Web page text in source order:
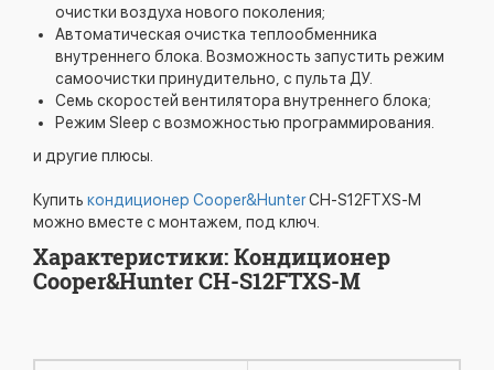
очистки воздуха нового поколения;
Автоматическая очистка теплообменника
внутреннего блока. Возможность запустить режим
самоочистки принудительно, с пульта ДУ.
Семь скоростей вентилятора внутреннего блока;
Режим Sleep с возможностью программирования.
и другие плюсы.
Купить кондиционер Cooper&HunterCH-S12FTXS-M
можно вместе с монтажем, под ключ.
Характеристики: Кондиционер
Cooper&Hunter CH-S12FTXS-M